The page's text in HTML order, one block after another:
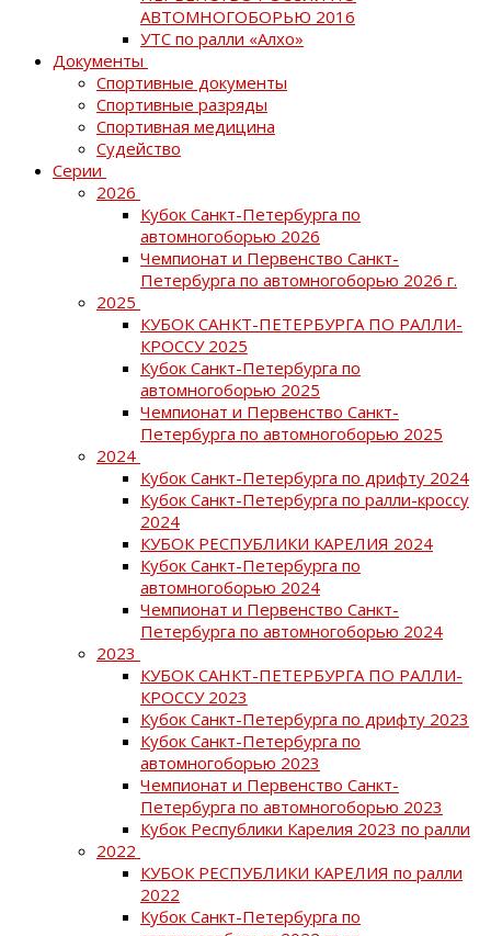
АВТОМНОГОБОРЬЮ 2016
УТС по ралли «Алхо»
Документы
Спортивные документы
Спортивные разряды
Спортивная медицина
Судейство
Серии
2026
Кубок Санкт-Петербурга по
автомногоборью 2026
Чемпионат и Первенство Санкт-
Петербурга по автомногоборью 2026 г.
2025
КУБОК САНКТ-ПЕТЕРБУРГА ПО РАЛЛИ-
КРОССУ 2025
Кубок Санкт-Петербурга по
автомногоборью 2025
Чемпионат и Первенство Санкт-
Петербурга по автомногоборью 2025
2024
Кубок Санкт-Петербурга по дрифту 2024
Кубок Санкт-Петербурга по ралли-кроссу
2024
КУБОК РЕСПУБЛИКИ КАРЕЛИЯ 2024
Кубок Санкт-Петербурга по
автомногоборью 2024
Чемпионат и Первенство Санкт-
Петербурга по автомногоборью 2024
2023
КУБОК САНКТ-ПЕТЕРБУРГА ПО РАЛЛИ-
КРОССУ 2023
Кубок Санкт-Петербурга по дрифту 2023
Кубок Санкт-Петербурга по
автомногоборью 2023
Чемпионат и Первенство Санкт-
Петербурга по автомногоборью 2023
Кубок Республики Карелия 2023 по ралли
2022
КУБОК РЕСПУБЛИКИ КАРЕЛИЯ по ралли
2022
Кубок Санкт-Петербурга по